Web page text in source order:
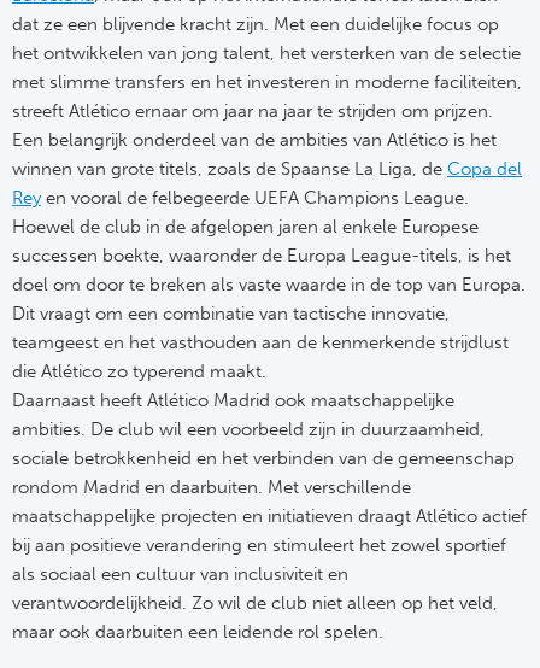
dat ze een blijvende kracht zijn. Met een duidelijke focus op
het ontwikkelen van jong talent, het versterken van de selectie
met slimme transfers en het investeren in moderne faciliteiten,
streeft Atlético ernaar om jaar na jaar te strijden om prijzen.
Een belangrijk onderdeel van de ambities van Atlético is het
winnen van grote titels, zoals de Spaanse La Liga, deCopa del
Reyen vooral de felbegeerde UEFA Champions League.
Hoewel de club in de afgelopen jaren al enkele Europese
successen boekte, waaronder de Europa League-titels, is het
doel om door te breken als vaste waarde in de top van Europa.
Dit vraagt om een combinatie van tactische innovatie,
teamgeest en het vasthouden aan de kenmerkende strijdlust
die Atlético zo typerend maakt.
Daarnaast heeft Atlético Madrid ook maatschappelijke
ambities. De club wil een voorbeeld zijn in duurzaamheid,
sociale betrokkenheid en het verbinden van de gemeenschap
rondom Madrid en daarbuiten. Met verschillende
maatschappelijke projecten en initiatieven draagt Atlético actief
bij aan positieve verandering en stimuleert het zowel sportief
als sociaal een cultuur van inclusiviteit en
verantwoordelijkheid. Zo wil de club niet alleen op het veld,
maar ook daarbuiten een leidende rol spelen.